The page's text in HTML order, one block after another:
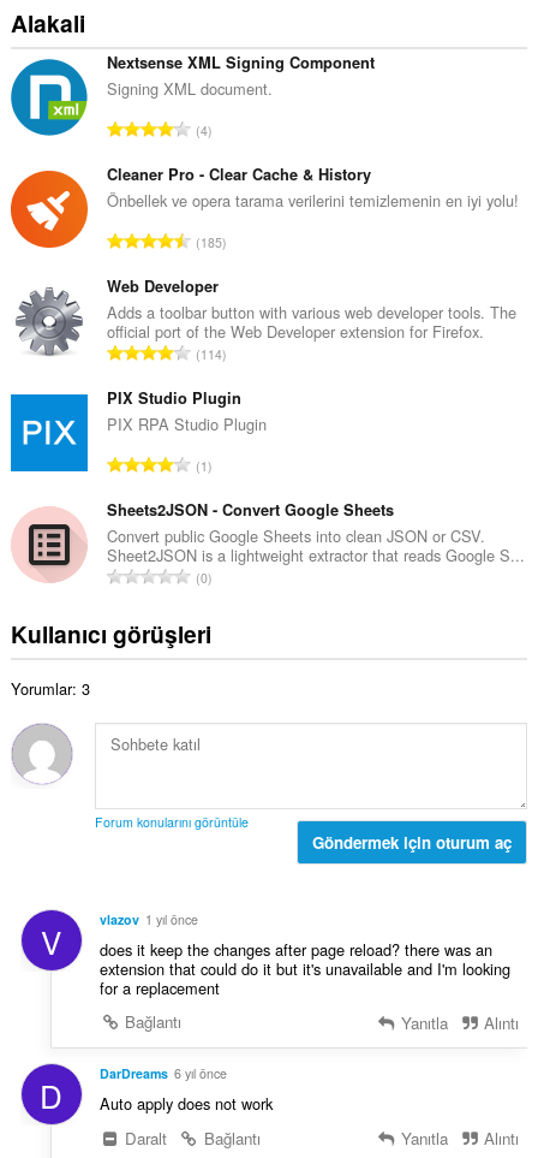
Alakali
Nextsense XML Signing Component
Signing XML document.
T
p
l
m
y
s
a
y
ı
s
:
4
Cleaner Pro - Clear Cache & History
Önbellek ve opera tarama verilerini temizlemenin en iyi yolu!
T
p
l
a
m
y
s
a
y
ı
s
ı
:
185
Web Developer
Adds a toolbar button with various web developer tools. The
official port of the Web Developer extension for Firefox.
T
p
l
m
y
s
a
y
s
ı
114
PIX Studio Plugin
PIX RPA Studio Plugin
T
p
l
a
m
y
s
ı
s
1
Sheets2JSON - Convert Google Sheets
Convert public Google Sheets into clean JSON or CSV.
Sheet2JSON is a lightweight extractor that reads Google S...
T
p
l
o
y
y
:
0
Kullanıcı görüşleri
Yorumlar: 3
Forum konularını görüntüle
Göndermek için oturum aç
V vlazov 1 yıl önce
does it keep the changes after page reload? there was an
extension that could do it but it's unavailable and I'm looking
for a replacement
Bağlantı
Yanıtla Alıntı
D DarDreams 6 yıl önce
Auto apply does not work
Daralt
Bağlantı Yanıtla Alıntı